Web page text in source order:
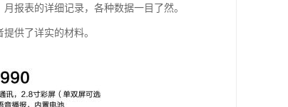
报表的详细记录，各种数据一目了然。
供了详实的材料。